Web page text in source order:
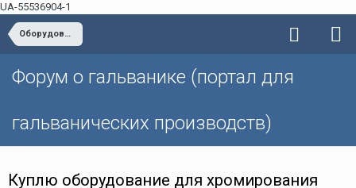
UA-55536904-1
Оборудование для гальванотехники
Форум о гальванике (портал для
гальванических производств)
Куплю оборудование для хромирования